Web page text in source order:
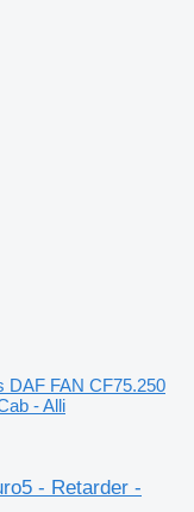
DAF FAN CF75.250
- Alli
- Retarder -